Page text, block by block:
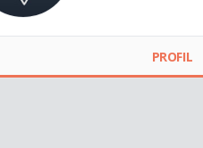
PROFIL